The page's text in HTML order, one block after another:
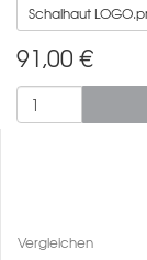
Schalhaut
91,00 €
Vergleichen